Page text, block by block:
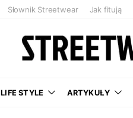
Słownik Streetwear Jak fitują
LIFE STYLE ARTYKUŁY